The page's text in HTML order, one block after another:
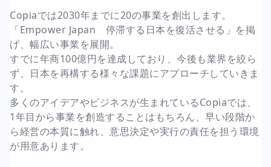
Copiaでは2030年までに20の事業を創出します。
「Empower Japan 停滞する日本を復活させる」を掲
げ、幅広い事業を展開。
すでに年商100億円を達成しており、今後も業界を絞ら
ず、日本を再構する様々な課題にアプローチしていきま
す。
多くのアイデアやビジネスが生まれているCopiaでは、
1年目から事業を創造することはもちろん、早い段階か
ら経営の本質に触れ、意思決定や実行の責任を担う環境
が用意あります。